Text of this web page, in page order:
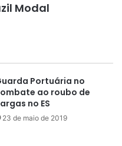
Modal
Portuária no
ao roubo de
no ES
23 de maio de 2019